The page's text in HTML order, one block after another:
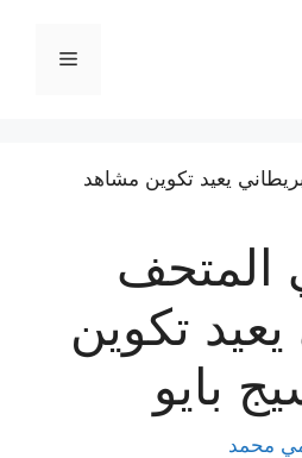
القائمة
المتحف
يعيد تكوين
بايو
محمد